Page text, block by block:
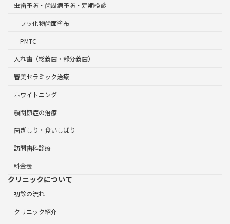
虫歯予防・歯周病予防・定期検診
フッ化物歯面塗布
PMTC
入れ歯（総義歯・部分義歯）
審美セラミック治療
ホワイトニング
顎関節症の治療
歯ぎしり・食いしばり
訪問歯科診療
料金表
クリニックについて
初診の流れ
クリニック紹介